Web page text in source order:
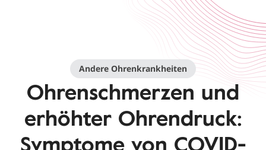
Andere Ohrenkrankheiten
Ohrenschmerzen und
erhöhter Ohrendruck:
Symptome von COVID-